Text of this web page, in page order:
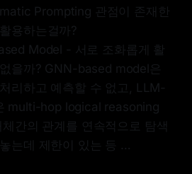
Prompting 관점이 존재한
용하는걸까?
Model - 서로 조화롭게 활
을까? GNN-based model은
리하고 예측할 수 없고, LLM-
multi-hop logical reasoning
간의 관계를 연속적으로 탐색
는데 제한이 있는 등 …